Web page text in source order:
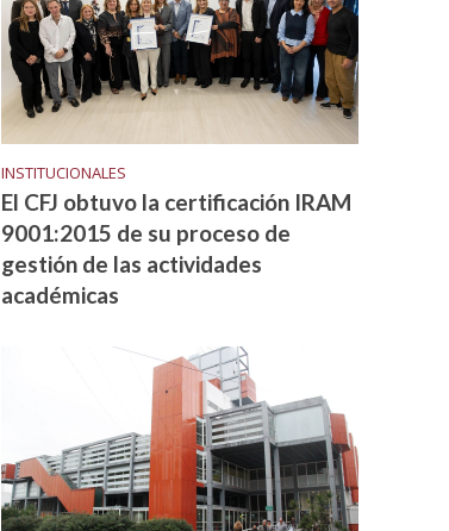
INSTITUCIONALES
El CFJ obtuvo la certificación IRAM
9001:2015 de su proceso de
gestión de las actividades
académicas